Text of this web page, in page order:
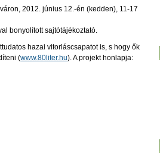
2012. június 12.-én (kedden), 11-17
bonyolított sajtótájékoztató.
hazai vitorláscsapatot is, s hogy ők
(www.80liter.hu). A projekt honlapja: